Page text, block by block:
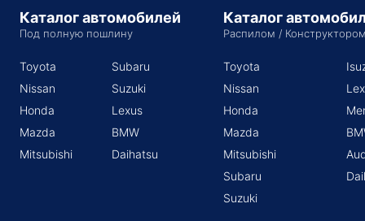
Каталог автомобилей
Под полную пошлину
Toyota
Nissan
Honda
Mazda
Mitsubishi
Subaru
Suzuki
Lexus
BMW
Daihatsu
Каталог
Распилом /
Toyota
Nissan
Honda
Mazda
Mitsubishi
Subaru
Suzuki